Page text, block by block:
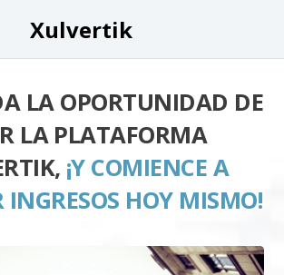
Xulvertik
LA OPORTUNIDAD DE
LA PLATAFORMA
¡Y COMIENCE A
INGRESOS HOY MISMO!